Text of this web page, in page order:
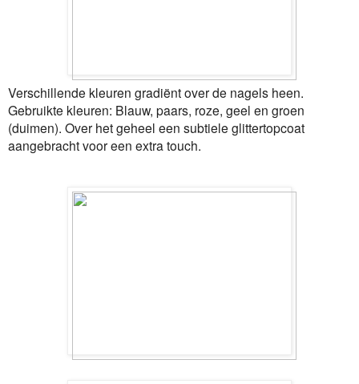
Verschillende kleuren gradiënt over de nagels heen.
Gebruikte kleuren: Blauw, paars, roze, geel en groen
(duimen). Over het geheel een subtiele glittertopcoat
aangebracht voor een extra touch.